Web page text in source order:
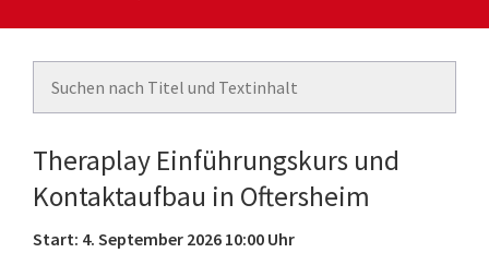
Theraplay Einführungskurs und
Kontaktaufbau in Oftersheim
Start: 4. September 2026 10:00 Uhr